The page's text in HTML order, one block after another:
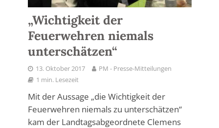
„Wichtigkeit der
Feuerwehren niemals
unterschätzen“
13. Oktober 2017
PM - Presse-Mitteilungen
1 min. Lesezeit
Mit der Aussage „die Wichtigkeit der
Feuerwehren niemals zu unterschätzen“
kam der Landtagsabgeordnete Clemens